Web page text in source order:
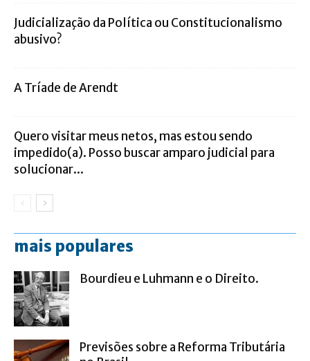
Judicialização da Política ou Constitucionalismo
abusivo?
A Tríade de Arendt
Quero visitar meus netos, mas estou sendo
impedido(a). Posso buscar amparo judicial para
solucionar...
mais populares
Bourdieu e Luhmann e o Direito.
Previsões sobre a Reforma Tributária